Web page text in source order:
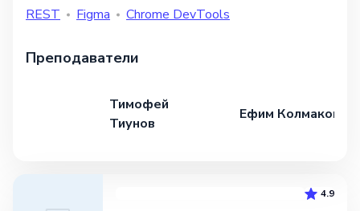
REST
Figma Chrome DevTools
Преподаватели
Тимофей
Тиунов
Ефим Колмаков
4.9